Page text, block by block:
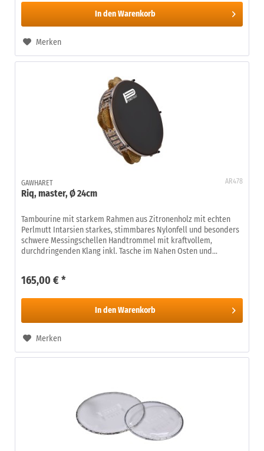
In den Warenkorb
Merken
AR478
GAWHARET
Riq, master, Ø 24cm
Tambourine mit starkem Rahmen aus Zitronenholz mit echten
Perlmutt Intarsien starkes, stimmbares Nylonfell und besonders
schwere Messingschellen Handtrommel mit kraftvollem,
durchdringenden Klang inkl. Tasche im Nahen Osten und...
165,00 € *
In den Warenkorb
Merken